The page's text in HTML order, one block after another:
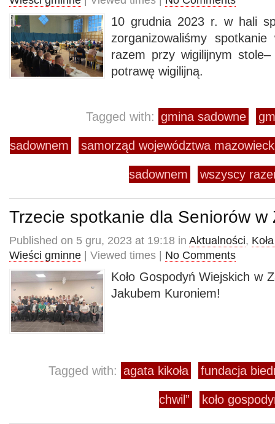
10 grudnia 2023 r. w hali
zorganizowaliśmy
razem przy wigilijnym
potrawę wigilijną.
Tagged with: gmina sadowne
sadownem samorząd województwa
sadownem wszyscy
Trzecie spotkanie dla Seniorów w
Published on 5 gru, 2023 at 19:18 in Aktualności,
Wieści gminne | Viewed times | No Comments
Koło Gospodyń Wiejskich w
Jakubem Kuroniem!
Tagged with: agata kikoła fundacja
chwil” koło